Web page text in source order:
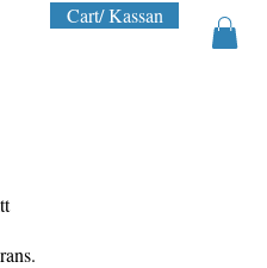
Cart/ Kassan